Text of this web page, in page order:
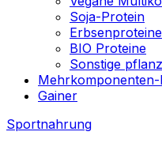
Soja-Protein
Erbsenproteine
BIO Proteine
Sonstige
Gainer
Sportnahrung